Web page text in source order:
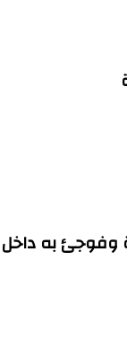
به داخل